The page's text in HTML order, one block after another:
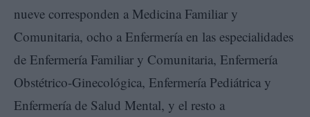
nueve corresponden a Medicina Familiar y
Comunitaria, ocho a Enfermería en las especialidades
de Enfermería Familiar y Comunitaria, Enfermería
Obstétrico-Ginecológica, Enfermería Pediátrica y
Enfermería de Salud Mental, y el resto a